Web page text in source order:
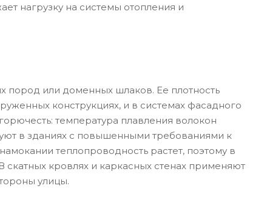
нагрузку на системы отопления и
пород или доменных шлаков. Ее плотность
конструкциях, и в системах фасадного
температура плавления волокон
в зданиях с повышенными требованиями к
теплопроводность растет, поэтому в
скатных кровлях и каркасных стенах применяют
улицы.